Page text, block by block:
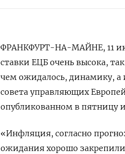
ФРАНКФУРТ-НА-МАЙНЕ, 11
ставки ЕЦБ очень высока,
чем ожидалось, динамику, а
совета управляющих
опубликованном в пятницу
«Инфляция, согласно
ожидания хорошо